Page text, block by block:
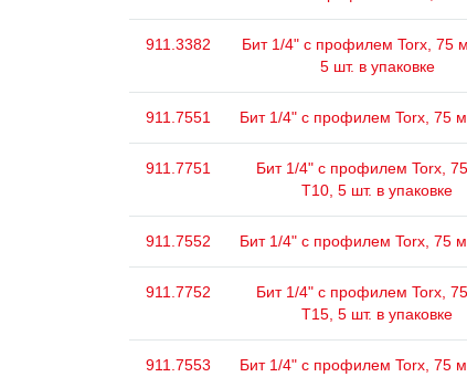
911.3382
Бит 1/4" с профилем Torx, 75
5 шт. в упаковке
911.7551 Бит 1/4" с профилем Torx, 75
911.7751
Бит 1/4" с профилем Torx,
Т10, 5 шт. в упаковке
911.7552 Бит 1/4" с профилем Torx, 75
911.7752
Бит 1/4" с профилем Torx,
Т15, 5 шт. в упаковке
911.7553 Бит 1/4" с профилем Torx, 75